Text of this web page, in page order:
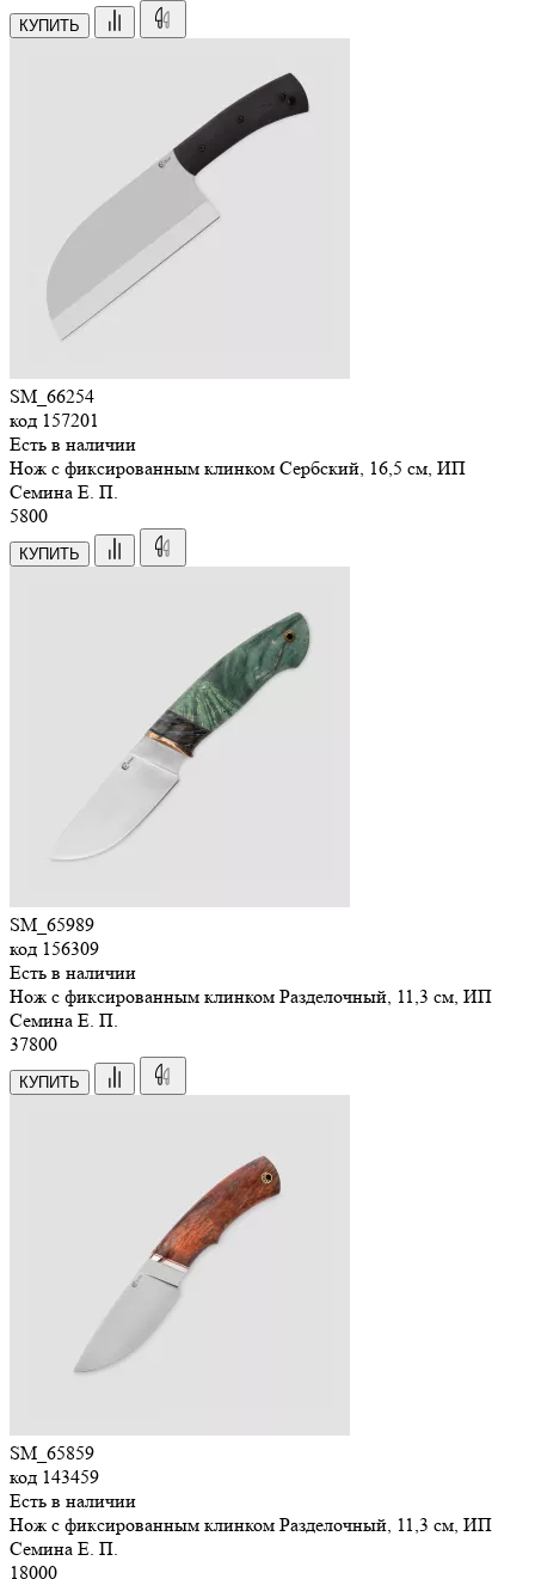
КУПИТЬ
SM_66254
код 157201
Есть в наличии
Нож с фиксированным клинком Сербский, 16,5 см, ИП
Семина Е. П.
5800
КУПИТЬ
SM_65989
код 156309
Есть в наличии
Нож с фиксированным клинком Разделочный, 11,3 см, ИП
Семина Е. П.
37800
КУПИТЬ
SM_65859
код 143459
Есть в наличии
Нож с фиксированным клинком Разделочный, 11,3 см, ИП
Семина Е. П.
18000